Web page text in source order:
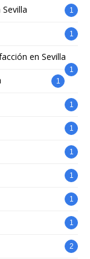
1
1
en Sevilla
1
1
1
1
1
1
1
1
2